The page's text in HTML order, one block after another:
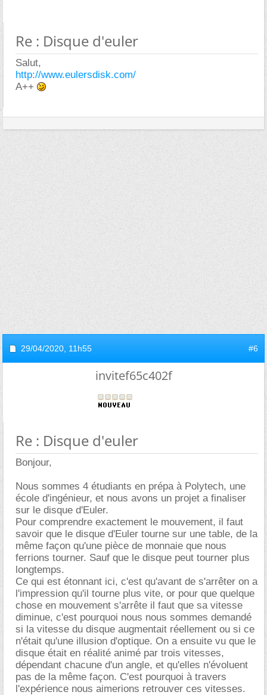
Re : Disque d'euler
Salut,
http://www.eulersdisk.com/
A++
29/04/2020, 11h55 #6
invitef65c402f
Re : Disque d'euler
Bonjour,
Nous sommes 4 étudiants en prépa à Polytech, une
école d'ingénieur, et nous avons un projet a finaliser
sur le disque d'Euler.
Pour comprendre exactement le mouvement, il faut
savoir que le disque d'Euler tourne sur une table, de la
même façon qu'une pièce de monnaie que nous
ferrions tourner. Sauf que le disque peut tourner plus
longtemps.
Ce qui est étonnant ici, c'est qu'avant de s'arrêter on a
l'impression qu'il tourne plus vite, or pour que quelque
chose en mouvement s'arrête il faut que sa vitesse
diminue, c'est pourquoi nous nous sommes demandé
si la vitesse du disque augmentait réellement ou si ce
n'était qu'une illusion d'optique. On a ensuite vu que le
disque était en réalité animé par trois vitesses,
dépendant chacune d'un angle, et qu'elles n'évoluent
pas de la même façon. C'est pourquoi à travers
l'expérience nous aimerions retrouver ces vitesses.